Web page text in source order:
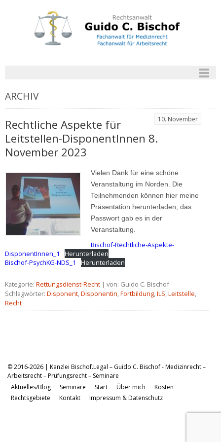
ARCHIV
10. November
Rechtliche Aspekte für
Leitstellen-DisponentInnen 8.
November 2023
Vielen Dank für eine schöne
Veranstaltung im Norden. Die
Teilnehmenden können hier meine
Präsentation herunterladen, das
Passwort gab es in der
Veranstaltung.
Bischof-Rechtliche-Aspekte-
DisponentInnen_1
Herunterladen
Bischof-PsychKG-NDS_1
Herunterladen
Kategorie: Rettungsdienst-Recht | von: Guido C. Bischof
Schlagwörter: Disponent,Disponentin,Fortbildung,ILS,Leitstelle,
Recht
© 2016-2026 | Kanzlei Bischof.Legal – Guido C. Bischof - Medizinrecht –
Arbeitsrecht – Prüfungsrecht – Seminare
Aktuelles/Blog
Seminare Start Über mich
Kosten
Rechtsgebiete
Kontakt Impressum & Datenschutz